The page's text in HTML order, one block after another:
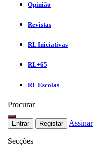
Opinião
Revistas
RL Iniciativas
RL+65
RL Escolas
Procurar
Entrar Registar Assinar
Secções